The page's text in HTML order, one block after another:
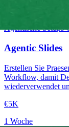
Agentische Setups
Agentic Slides
Erstellen Sie
Workflow, damit
wiederverwendet
€5K
1 Woche